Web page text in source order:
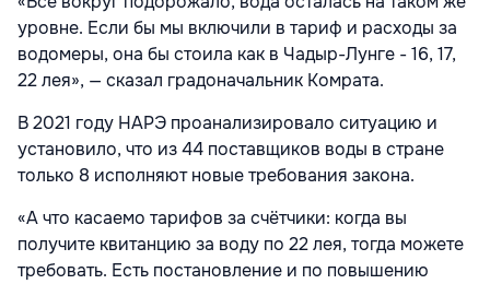
уровне. Если бы мы включили в тариф и расходы за
водомеры, она бы стоила как в Чадыр-Лунге - 16, 17,
22 лея», — сказал градоначальник Комрата.
В 2021 году НАРЭ проанализировало ситуацию и
установило, что из 44 поставщиков воды в стране
только 8 исполняют новые требования закона.
«А что касаемо тарифов за счётчики: когда вы
получите квитанцию за воду по 22 лея, тогда можете
требовать. Есть постановление и по повышению